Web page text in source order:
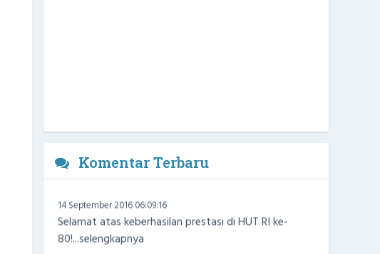
Komentar Terbaru
14 September 2016 06:09:16
Selamat atas keberhasilan prestasi di HUT RI ke-
80!...selengkapnya